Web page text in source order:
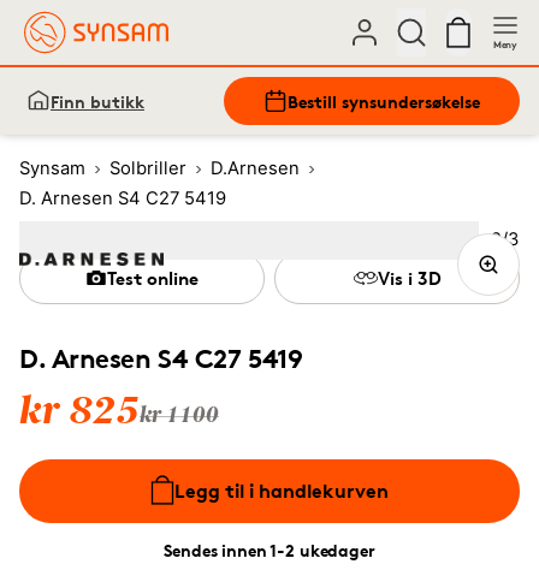
Meny
Finn butikk Bestill synsundersøkelse
Synsam Solbriller
D.Arnesen
D. Arnesen S4 C27 5419
D. Arnesen S4 C27 5419
kr 825kr 1100
Legg til i handlekurven
Sendes innen 1-2 ukedager
Test online Vis i 3D
Bilde
2/3
Image 1 3